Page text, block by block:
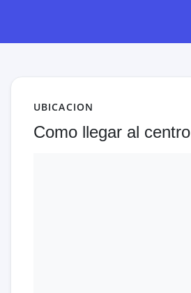
UBICACION
Como llegar al centro